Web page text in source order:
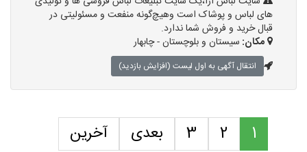
های لباس و پوشاک است وهیچ‌گونه منفعت و مسئولیتی در
قبال خرید و فروش شما ندارد.
مکان: سیستان و بلوچستان - چابهار
انتقال آگهی به اول لیست (افزایش بازدید)
1
2
3 بعدی آخرین